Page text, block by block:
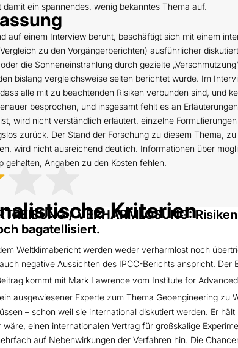
ein spannendes, wenig bekanntes Thema auf.
auf einem Interview beruht, beschäftigt sich mit einem
zu den Vorgängerberichten) ausführlicher
die Sonneneinstrahlung durch gezielte
bislang vergleichsweise selten berichtet wurde. Im
alle mit zu beachtenden Risiken verbunden sind, und
besprochen, und insgesamt fehlt es an
wird nicht verständlich erläutert, einzelne
zurück. Der Stand der Forschung zu diesem Thema,
wird nicht ausreichend deutlich. Informationen über
gehalten, Angaben zu den Kosten fehlen.
Kriterien
/ VERHARMLOSUNG:
bagatellisiert.
Weltklimabericht werden weder verharmlost noch
negative Aussichten des IPCC-Berichts anspricht.
kommt mit Mark Lawrence vom Institute for
ausgewiesener Experte zum Thema Geoengineering
– schon weil sie international diskutiert werden. Er
einen internationalen Vertrag für großskalige
auf Nebenwirkungen der Verfahren hin. Die